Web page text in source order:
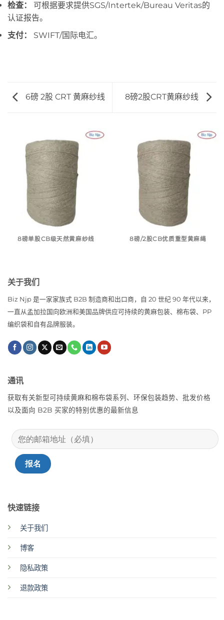
检查：
可根据要求提供SGS/Intertek/Bureau Veritas的
认证报告。
支付：
SWIFT/国际电汇。
6磅 2股 CRT 黄麻纱线 8磅2股CRT黄麻纱线
8磅单股CB级天然黄麻纱线 8磅/2股CB优质重型黄麻绳
关于我们
Biz Njp 是一家家族式 B2B 制造商和出口商，自 20 世纪 90 年代以来，
一直从孟加拉国向欧洲和美国品牌供应可持续的黄麻包装、棉布袋、PP
编织袋和自有品牌服装。
快速链接
关于我们
博客
隐私政策
退款政策
通讯
获取有关新型可持续黄麻和棉布袋系列、环保包装趋势、批发价格
以及面向 B2B 买家的特别优惠的最新信息